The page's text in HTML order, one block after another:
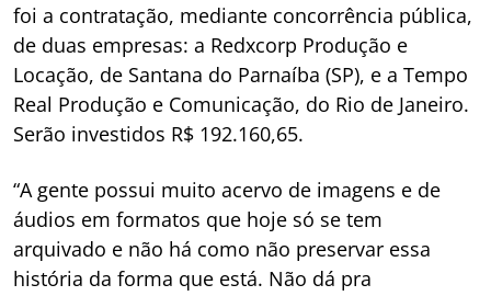
foi a contratação, mediante concorrência pública,
de duas empresas: a Redxcorp Produção e
Locação, de Santana do Parnaíba (SP), e a Tempo
Real Produção e Comunicação, do Rio de Janeiro.
Serão investidos R$ 192.160,65.
“A gente possui muito acervo de imagens e de
áudios em formatos que hoje só se tem
arquivado e não há como não preservar essa
história da forma que está. Não dá pra